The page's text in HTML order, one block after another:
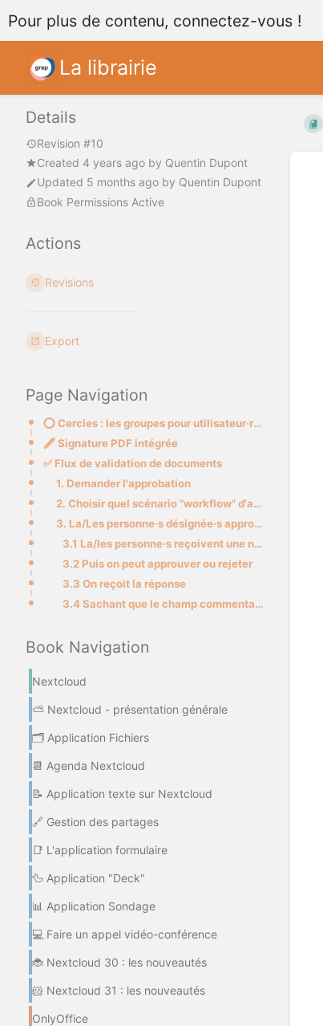
Pour plus de contenu, connectez-vous !
La librairie
Details
Revision #10
Created 4 years ago by Quentin Dupont
Updated 5 months ago by Quentin Dupont
Book Permissions Active
Actions
Revisions
Export
Page Navigation
⭕ Cercles : les groupes pour utilisateur·rices
🖋️ Signature PDF intégrée
✅ Flux de validation de documents
1. Demander l'approbation
2. Choisir quel scénario "workflow" d'approbation
3. La/Les personne·s désignée·s approuvent ou non
3.1 La/les personne·s reçoivent une notification sur laquelle on peut cliquer
3.2 Puis on peut approuver ou rejeter
3.3 On reçoit la réponse
3.4 Sachant que le champ commentaire a pu être utilisé pour causer de ça
Book Navigation
Nextcloud
⛅ Nextcloud - présentation générale
🗂️ Application Fichiers
📆 Agenda Nextcloud
📝 Application texte sur Nextcloud
🔗 Gestion des partages
📑 L'application formulaire
🦆 Application "Deck"
📊 Application Sondage
💻 Faire un appel vidéo-conférence
🐞 Nextcloud 30 : les nouveautés
🐹 Nextcloud 31 : les nouveautés
OnlyOffice